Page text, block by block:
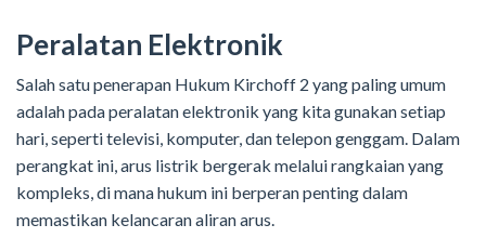
Peralatan Elektronik
Salah satu penerapan Hukum Kirchoff 2 yang paling umum
adalah pada peralatan elektronik yang kita gunakan setiap
hari, seperti televisi, komputer, dan telepon genggam. Dalam
perangkat ini, arus listrik bergerak melalui rangkaian yang
kompleks, di mana hukum ini berperan penting dalam
memastikan kelancaran aliran arus.